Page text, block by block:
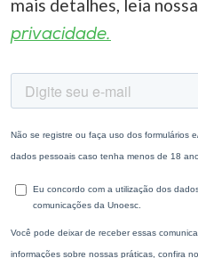
mais detalhes, leia nossa
privacidade.